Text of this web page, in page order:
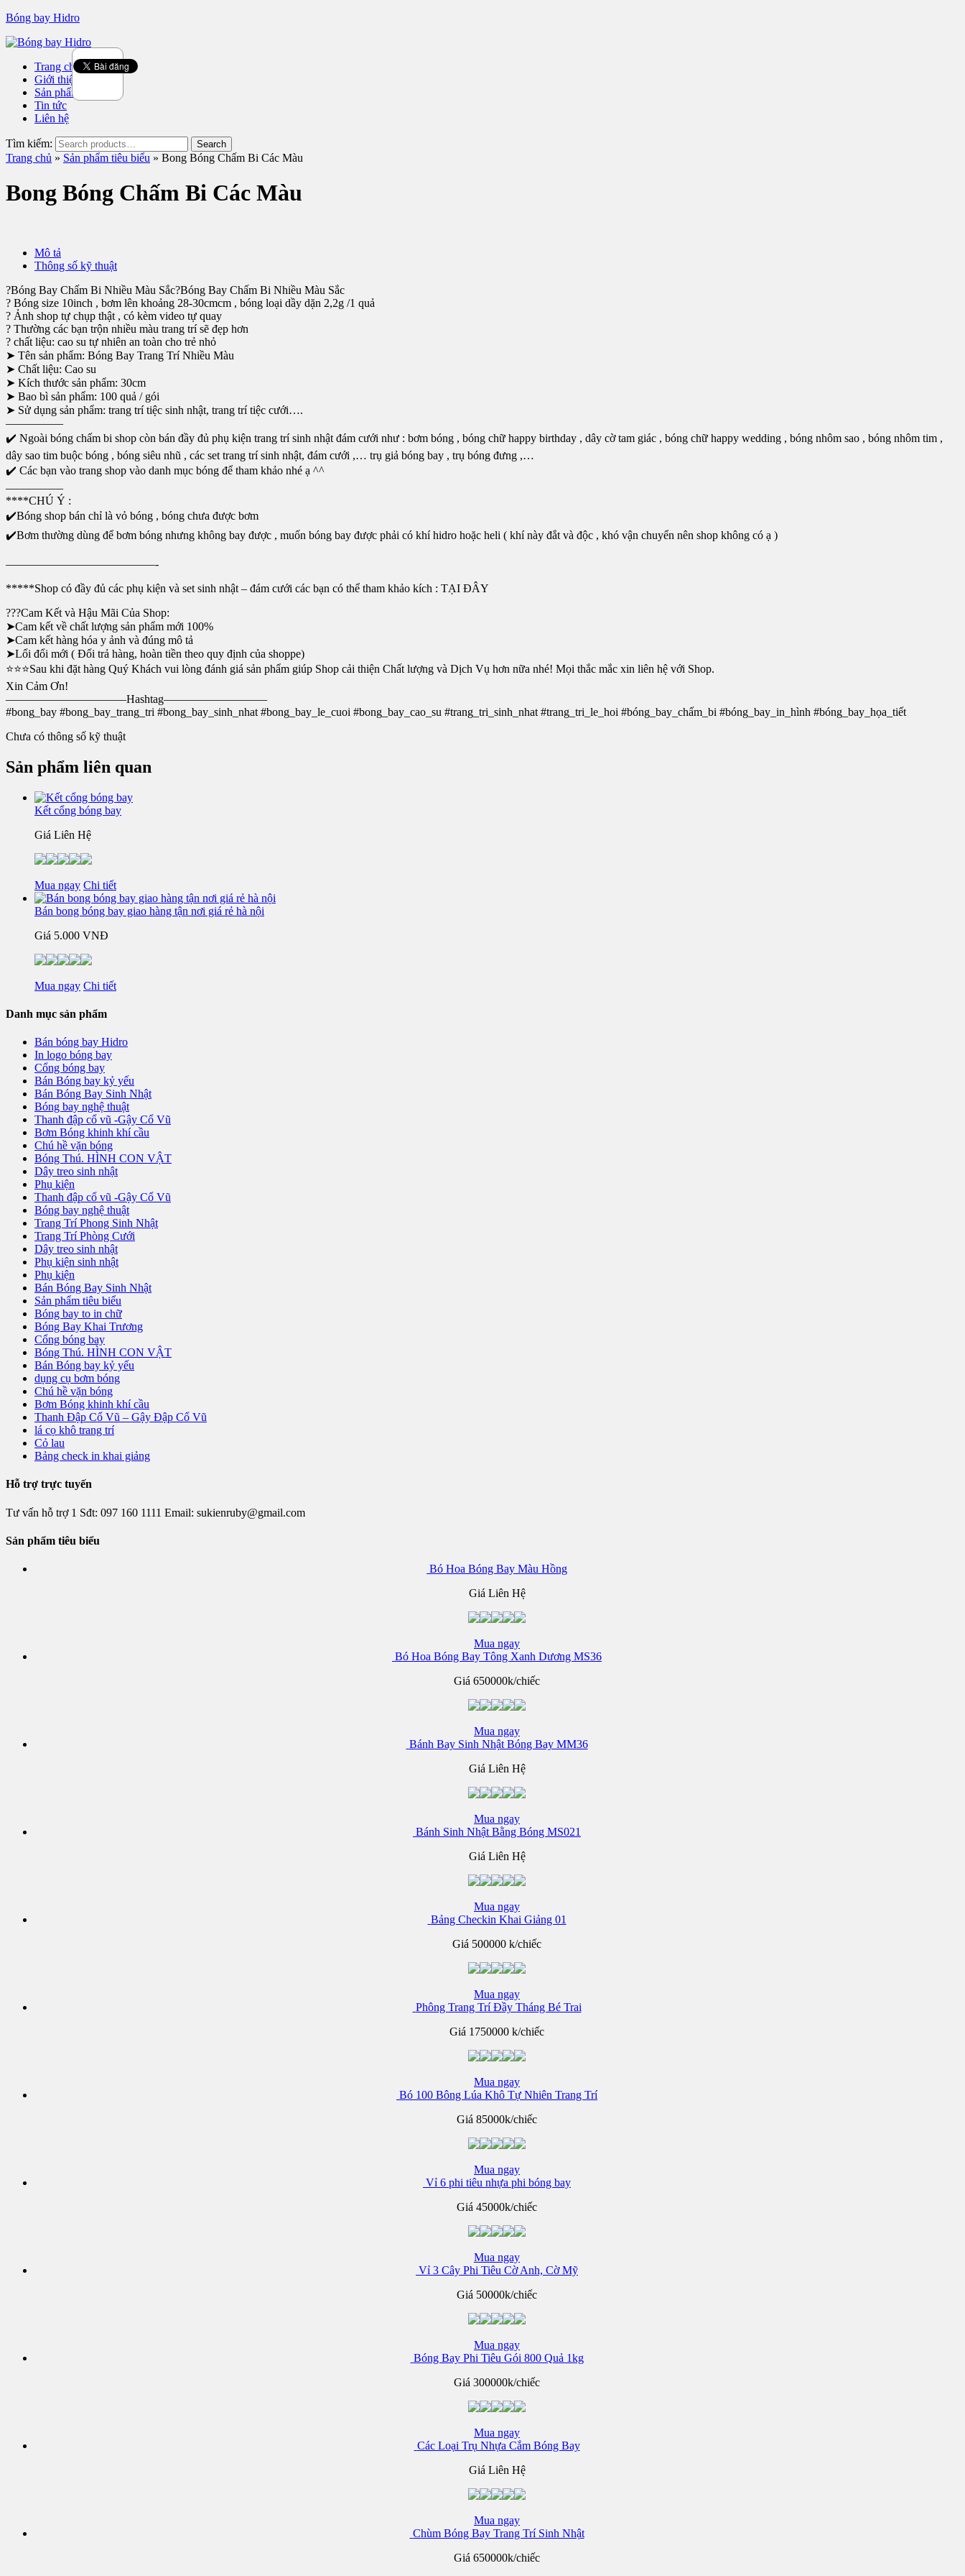
Bóng bay Hidro
Trang chủ
Giới thiệu
Sản phẩm tiêu biểu
Tin tức
Liên hệ
Tìm kiếm:
Trang chủ » Sản phẩm tiêu biểu » Bong Bóng Chấm Bi Các Màu
Bong Bóng Chấm Bi Các Màu
Mô tả
Thông số kỹ thuật
?Bóng Bay Chấm Bi Nhiều Màu Sắc?Bóng Bay Chấm Bi Nhiều Màu Sắc
? Bóng size 10inch , bơm lên khoảng 28-30cmcm , bóng loại dầy dặn 2,2g /1 quả
? Ảnh shop tự chụp thật , có kèm video tự quay
? Thường các bạn trộn nhiều màu trang trí sẽ đẹp hơn
? chất liệu: cao su tự nhiên an toàn cho trẻ nhỏ
➤ Tên sản phẩm: Bóng Bay Trang Trí Nhiều Màu
➤ Chất liệu: Cao su
➤ Kích thước sản phẩm: 30cm
➤ Bao bì sản phẩm: 100 quả / gói
➤ Sử dụng sản phẩm: trang trí tiệc sinh nhật, trang trí tiệc cưới….
—————
✔️ Ngoài bóng chấm bi shop còn bán đầy đủ phụ kiện trang trí sinh nhật đám cưới như : bơm bóng , bóng chữ happy birthday , dây cờ tam giác , bóng chữ happy wedding , bóng nhôm sao , bóng nhôm tim ,
dây sao tim buộc bóng , bóng siêu nhũ , các set trang trí sinh nhật, đám cưới ,… trụ giả bóng bay , trụ bóng đưng ,…
✔️ Các bạn vào trang shop vào danh mục bóng để tham khảo nhé ạ ^^
—————
****CHÚ Ý :
✔️Bóng shop bán chỉ là vỏ bóng , bóng chưa được bơm
✔️Bơm thường dùng để bơm bóng nhưng không bay được , muốn bóng bay được phải có khí hidro hoặc heli ( khí này đắt và độc , khó vận chuyển nên shop không có ạ )
—————————————-
*****Shop có đầy đủ các phụ kiện và set sinh nhật – đám cưới các bạn có thể tham khảo kích : TẠI ĐÂY
???Cam Kết và Hậu Mãi Của Shop:
➤Cam kết về chất lượng sản phẩm mới 100%
➤Cam kết hàng hóa y ảnh và đúng mô tả
➤Lổi đổi mới ( Đổi trả hàng, hoàn tiền theo quy định của shoppe)
⭐⭐⭐Sau khi đặt hàng Quý Khách vui lòng đánh giá sản phẩm giúp Shop cải thiện Chất lượng và Dịch Vụ hơn nữa nhé! Mọi thắc mắc xin liên hệ với Shop.
Xin Cảm Ơn!
——————————–Hashtag—————————
#bong_bay #bong_bay_trang_tri #bong_bay_sinh_nhat #bong_bay_le_cuoi #bong_bay_cao_su #trang_tri_sinh_nhat #trang_tri_le_hoi #bóng_bay_chấm_bi #bóng_bay_in_hình #bóng_bay_họa_tiết
Chưa có thông số kỹ thuật
Sản phẩm liên quan
Kết cổng bóng bay
Giá Liên Hệ
Mua ngay Chi tiết
Bán bong bóng bay giao hàng tận nơi giá rẻ hà nội
Giá 5.000 VNĐ
Mua ngay Chi tiết
Danh mục sản phẩm
Bán bóng bay Hidro
In logo bóng bay
Cổng bóng bay
Bán Bóng bay kỷ yếu
Bán Bóng Bay Sinh Nhật
Bóng bay nghệ thuật
Thanh đập cổ vũ -Gậy Cổ Vũ
Bơm Bóng khinh khí cầu
Chú hề vặn bóng
Bóng Thú. HÌNH CON VẬT
Dây treo sinh nhật
Phụ kiện
Thanh đập cổ vũ -Gậy Cổ Vũ
Bóng bay nghệ thuật
Trang Trí Phong Sinh Nhật
Trang Trí Phòng Cưới
Dây treo sinh nhật
Phụ kiện sinh nhật
Phụ kiện
Bán Bóng Bay Sinh Nhật
Sản phẩm tiêu biểu
Bóng bay to in chữ
Bóng Bay Khai Trương
Cổng bóng bay
Bóng Thú. HÌNH CON VẬT
Bán Bóng bay kỷ yếu
dụng cụ bơm bóng
Chú hề vặn bóng
Bơm Bóng khinh khí cầu
Thanh Đập Cổ Vũ – Gậy Đập Cổ Vũ
lá cọ khô trang trí
Cỏ lau
Bảng check in khai giảng
Hỗ trợ trực tuyến
Tư vấn hỗ trợ 1 Sđt: 097 160 1111 Email: sukienruby@gmail.com
Sản phẩm tiêu biểu
Bó Hoa Bóng Bay Màu Hồng
Giá Liên Hệ
Mua ngay
Bó Hoa Bóng Bay Tông Xanh Dương MS36
Giá 650000k/chiếc
Mua ngay
Bánh Bay Sinh Nhật Bóng Bay MM36
Giá Liên Hệ
Mua ngay
Bánh Sinh Nhật Bằng Bóng MS021
Giá Liên Hệ
Mua ngay
Bảng Checkin Khai Giảng 01
Giá 500000 k/chiếc
Mua ngay
Phông Trang Trí Đầy Tháng Bé Trai
Giá 1750000 k/chiếc
Mua ngay
Bó 100 Bông Lúa Khô Tự Nhiên Trang Trí
Giá 85000k/chiếc
Mua ngay
Vỉ 6 phi tiêu nhựa phi bóng bay
Giá 45000k/chiếc
Mua ngay
Vỉ 3 Cây Phi Tiêu Cờ Anh, Cờ Mỹ
Giá 50000k/chiếc
Mua ngay
Bóng Bay Phi Tiêu Gói 800 Quả 1kg
Giá 300000k/chiếc
Mua ngay
Các Loại Trụ Nhựa Cắm Bóng Bay
Giá Liên Hệ
Mua ngay
Chùm Bóng Bay Trang Trí Sinh Nhật
Giá 650000k/chiếc